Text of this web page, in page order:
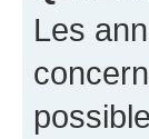
Les